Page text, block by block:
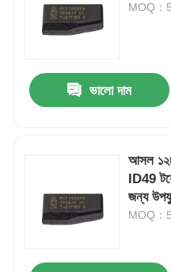
MOQ：
ভালো দাম
আসল
ID49
জন্য
MOQ：